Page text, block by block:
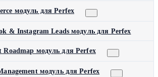
модуль для Perfex
& Instagram Leads модуль для Perfex
модуль для Perfex
модуль для Perfex